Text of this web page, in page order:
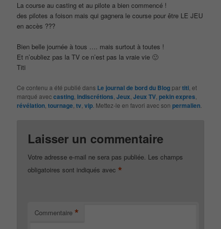
La course au casting et au pilote a bien commencé !
des pilotes a foison mais qui gagnera le course pour être LE JEU
en accès ???
Bien belle journée à tous …. mais surtout à toutes !
Et n’oubliez pas la TV ce n’est pas la vraie vie 🙂
Titi
Ce contenu a été publié dans Le journal de bord du Blog partiti , et
marqué aveccasting indiscrétions ,Jeux ,Jeux TV ,pekin expres
révélation ,tournage ,tv ,vip . Mettez-le en favori avec sonpermalien
Laisser un commentaire
Votre adresse e-mail ne sera pas publiée. Les champs
obligatoires sont indiqués avec *
Commentaire *